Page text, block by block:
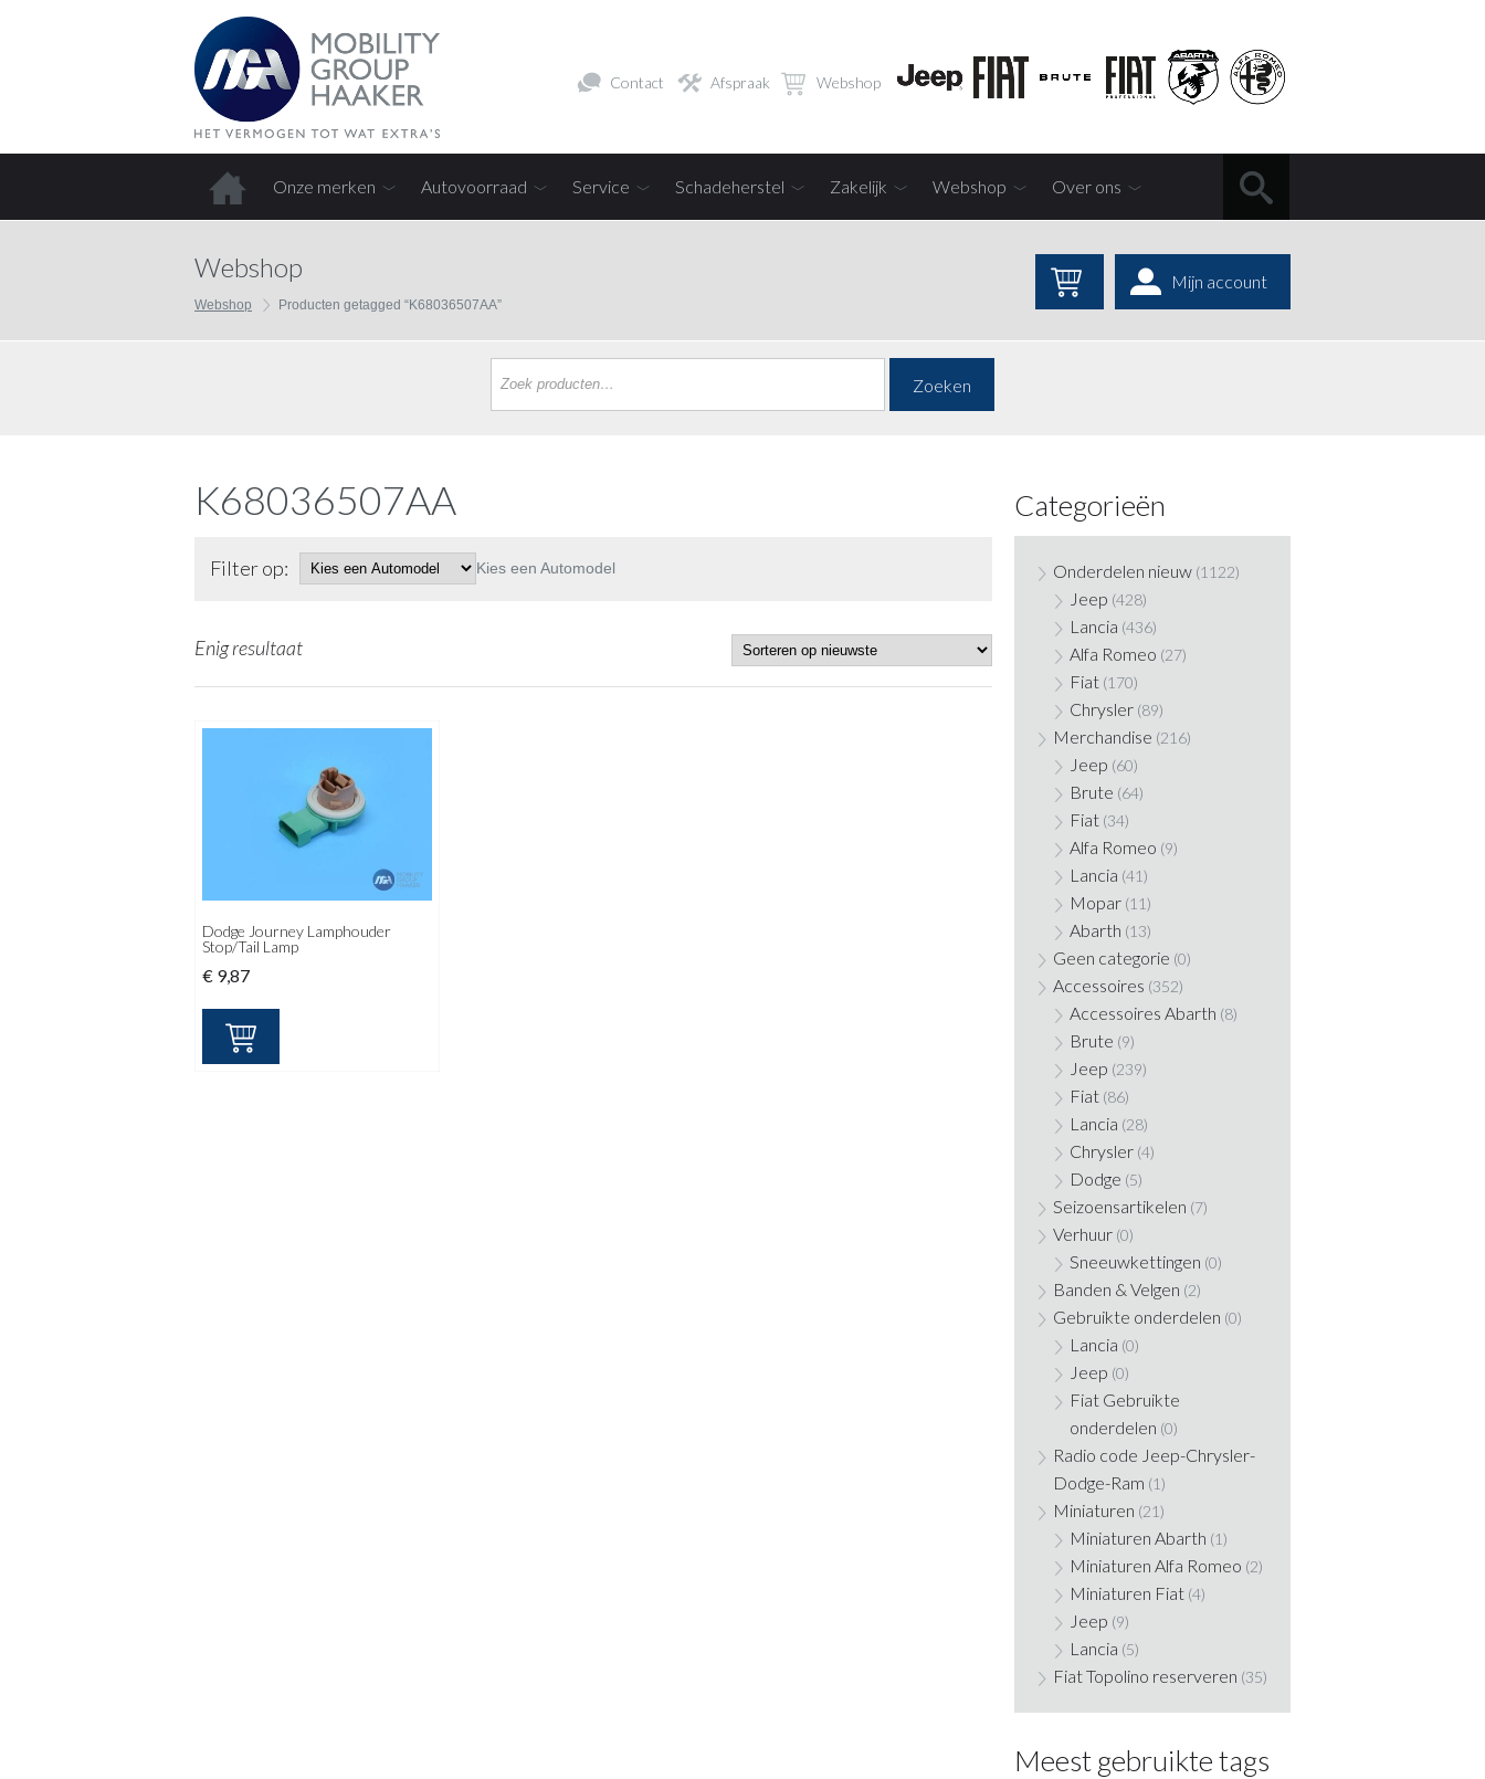
Contact Afspraak Webshop
Onze merken Autovoorraad Service Schadeherstel Zakelijk Webshop Over ons
Webshop
Webshop Producten getagged “K68036507AA”
Mijn account
Zoeken
K68036507AA
Filter op: Kies een Automodel
Enig resultaat
Dodge Journey Lamphouder
Stop/Tail Lamp
€ 9,87
Categorieën
Onderdelen nieuw (1122)
Jeep (428)
Lancia (436)
Alfa Romeo (27)
Fiat (170)
Chrysler (89)
Merchandise (216)
Jeep (60)
Brute (64)
Fiat (34)
Alfa Romeo (9)
Lancia (41)
Mopar (11)
Abarth (13)
Geen categorie (0)
Accessoires (352)
Accessoires Abarth (8)
Brute (9)
Jeep (239)
Fiat (86)
Lancia (28)
Chrysler (4)
Dodge (5)
Seizoensartikelen (7)
Verhuur (0)
Sneeuwkettingen (0)
Banden & Velgen (2)
Gebruikte onderdelen (0)
Lancia (0)
Jeep (0)
Fiat Gebruikte
onderdelen (0)
Radio code Jeep-Chrysler-
Dodge-Ram (1)
Miniaturen (21)
Miniaturen Abarth (1)
Miniaturen Alfa Romeo (2)
Miniaturen Fiat (4)
Jeep (9)
Lancia (5)
Fiat Topolino reserveren (35)
Meest gebruikte tags